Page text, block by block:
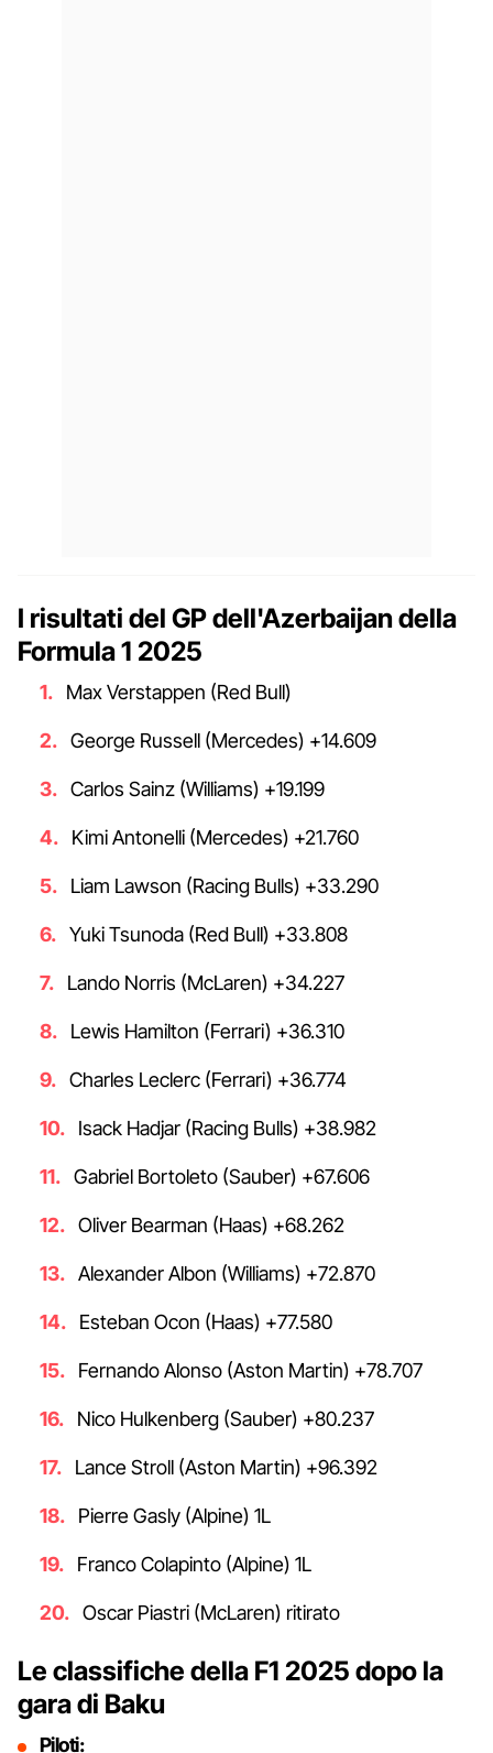
I risultati del GP dell'Azerbaijan della
Formula 1 2025
Max Verstappen (Red Bull)
George Russell (Mercedes) +14.609
Carlos Sainz (Williams) +19.199
Kimi Antonelli (Mercedes) +21.760
Liam Lawson (Racing Bulls) +33.290
Yuki Tsunoda (Red Bull) +33.808
Lando Norris (McLaren) +34.227
Lewis Hamilton (Ferrari) +36.310
Charles Leclerc (Ferrari) +36.774
Isack Hadjar (Racing Bulls) +38.982
Gabriel Bortoleto (Sauber) +67.606
Oliver Bearman (Haas) +68.262
Alexander Albon (Williams) +72.870
Esteban Ocon (Haas) +77.580
Fernando Alonso (Aston Martin) +78.707
Nico Hulkenberg (Sauber) +80.237
Lance Stroll (Aston Martin) +96.392
Pierre Gasly (Alpine) 1L
Franco Colapinto (Alpine) 1L
Oscar Piastri (McLaren) ritirato
Le classifiche della F1 2025 dopo la
gara di Baku
Piloti: